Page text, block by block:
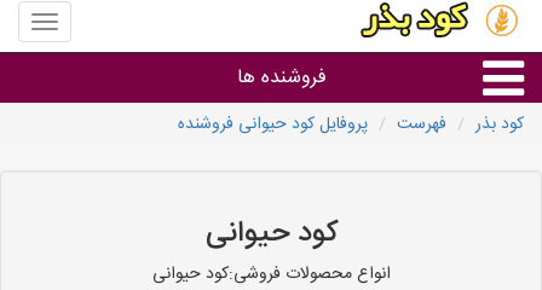
منوی
سایت
بذر
فروشنده ها
استان ها
کود بذر فهرست پروفایل کود حیوانی فروشنده
کود حیوانی
انواع محصولات فروشی:کود حیوانی